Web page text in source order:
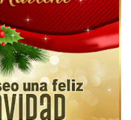
de pantalla de feliz navidad